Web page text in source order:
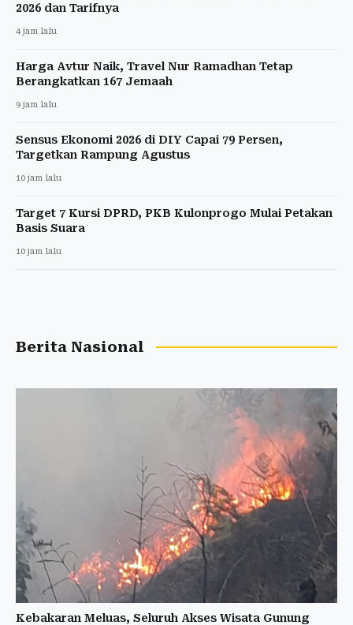
2026 dan Tarifnya
4 jam lalu
Harga Avtur Naik, Travel Nur Ramadhan Tetap
Berangkatkan 167 Jemaah
9 jam lalu
Sensus Ekonomi 2026 di DIY Capai 79 Persen,
Targetkan Rampung Agustus
10 jam lalu
Target 7 Kursi DPRD, PKB Kulonprogo Mulai Petakan
Basis Suara
10 jam lalu
Berita Nasional
Kebakaran Meluas, Seluruh Akses Wisata Gunung